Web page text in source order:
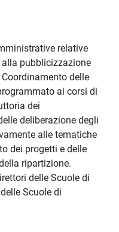
relative
pubblicizzazione
Coordinamento delle
ai corsi di
dei
deliberazione degli
alle tematiche
dei progetti e delle
ripartizione.
delle Scuole di
Scuole di